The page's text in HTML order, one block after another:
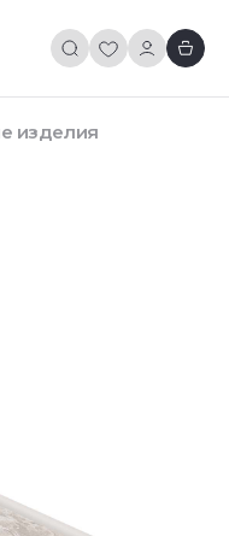
изделия